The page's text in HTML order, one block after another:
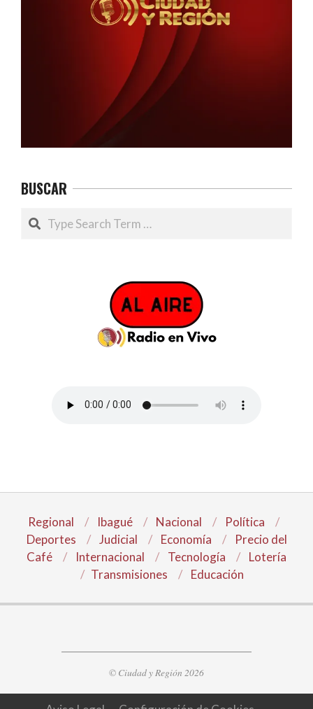
BUSCAR
Search
Regional Ibagué Nacional
Política
Deportes
Judicial Economía
Precio del
Café
Internacional Tecnología
Lotería
Transmisiones
Educación
© Ciudad y Región 2026